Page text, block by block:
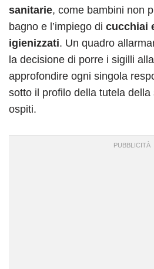
sanitarie, come bambini non
bagno e l’impiego di cucchiai
igienizzati. Un quadro
la decisione di porre i sigilli
approfondire ogni singola
sotto il profilo della tutela della
ospiti.